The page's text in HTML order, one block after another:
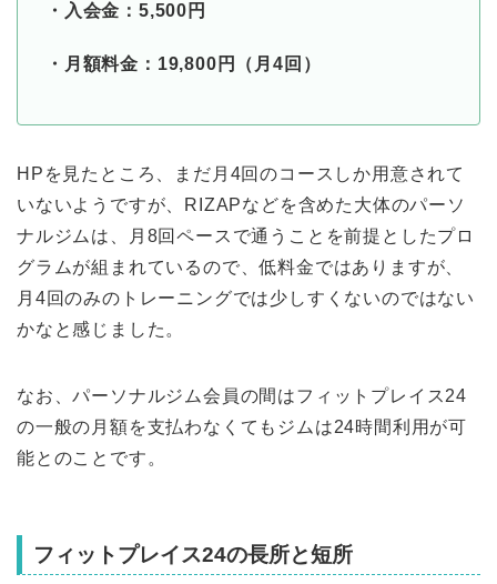
・入会金：5,500円
・月額料金：19,800円（月4回）
HPを見たところ、まだ月4回のコースしか用意されて
いないようですが、RIZAPなどを含めた大体のパーソ
ナルジムは、月8回ペースで通うことを前提としたプロ
グラムが組まれているので、低料金ではありますが、
月4回のみのトレーニングでは少しすくないのではない
かなと感じました。
なお、パーソナルジム会員の間はフィットプレイス24
の一般の月額を支払わなくてもジムは24時間利用が可
能とのことです。
フィットプレイス24の長所と短所